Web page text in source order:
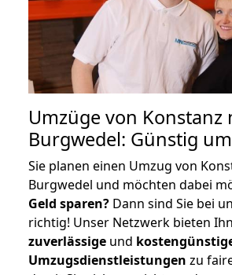
Umzüge von Konstanz
Burgwedel: Günstig
Sie planen einen Umzug von
Burgwedel und möchten dabei
Geld sparen? Dann sind Sie bei
richtig! Unser Netzwerk bieten
zuverlässige und
Umzugsdienstleistungen zu